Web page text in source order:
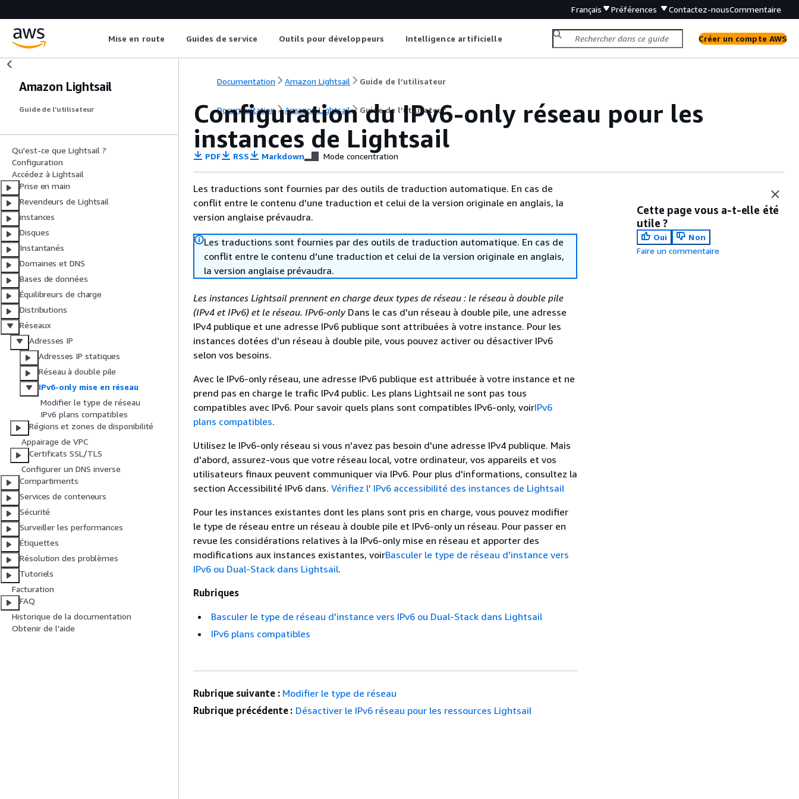
Français Préférences Contactez-nousCommentaire
Mise en route Guides de service Outils pour développeurs Intelligence artificielle Créer un compte AWS
Amazon Lightsail
Guide de l’utilisateur
Qu'est-ce que Lightsail ?
Configuration
Accédez à Lightsail
Prise en main
Revendeurs de Lightsail
instances
Disques
Instantanés
Domaines et DNS
Bases de données
Équilibreurs de charge
Distributions
Réseaux
Adresses IP
Adresses IP statiques
Réseau à double pile
IPv6-only mise en réseau
Modifier le type de réseau
IPv6 plans compatibles
Régions et zones de disponibilité
Appairage de VPC
Certificats SSL/TLS
Configurer un DNS inverse
Compartiments
Services de conteneurs
Sécurité
Surveiller les performances
Étiquettes
Résolution des problèmes
Tutoriels
Facturation
FAQ
Historique de la documentation
Obtenir de l'aide
Documentation Amazon Lightsail Guide de l’utilisateur
Documentation Amazon Lightsail Guide de l’utilisateur
Configuration du IPv6-only réseau pour les
instances de Lightsail
PDF RSS Markdown Mode concentration
Les traductions sont fournies par des outils de traduction automatique. En cas de
conflit entre le contenu d'une traduction et celui de la version originale en anglais, la
version anglaise prévaudra.
Les traductions sont fournies par des outils de traduction automatique. En cas de
conflit entre le contenu d'une traduction et celui de la version originale en anglais,
la version anglaise prévaudra.
Les instances Lightsail prennent en charge deux types de réseau : le réseau à double pile
(IPv4 et IPv6) et le réseau. IPv6-only Dans le cas d'un réseau à double pile, une adresse
IPv4 publique et une adresse IPv6 publique sont attribuées à votre instance. Pour les
instances dotées d'un réseau à double pile, vous pouvez activer ou désactiver IPv6
selon vos besoins.
Avec le IPv6-only réseau, une adresse IPv6 publique est attribuée à votre instance et ne
prend pas en charge le trafic IPv4 public. Les plans Lightsail ne sont pas tous
compatibles avec IPv6. Pour savoir quels plans sont compatibles IPv6-only, voirIPv6
plans compatibles.
Utilisez le IPv6-only réseau si vous n'avez pas besoin d'une adresse IPv4 publique. Mais
d'abord, assurez-vous que votre réseau local, votre ordinateur, vos appareils et vos
utilisateurs finaux peuvent communiquer via IPv6. Pour plus d'informations, consultez la
section Accessibilité IPv6 dans. Vérifiez l' IPv6 accessibilité des instances de Lightsail
Pour les instances existantes dont les plans sont pris en charge, vous pouvez modifier
le type de réseau entre un réseau à double pile et IPv6-only un réseau. Pour passer en
revue les considérations relatives à la IPv6-only mise en réseau et apporter des
modifications aux instances existantes, voirBasculer le type de réseau d'instance vers
IPv6 ou Dual-Stack dans Lightsail.
Rubriques
Basculer le type de réseau d'instance vers IPv6 ou Dual-Stack dans Lightsail
IPv6 plans compatibles
Cette page vous a-t-elle été
utile ?
Oui
Non
Faire un commentaire
Rubrique suivante : Modifier le type de réseau
Rubrique précédente : Désactiver le IPv6 réseau pour les ressources Lightsail